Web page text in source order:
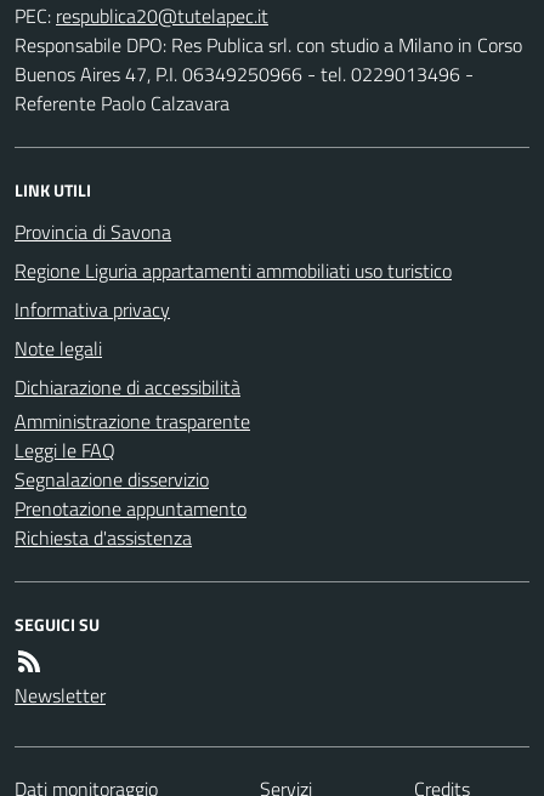
PEC:
Responsabile DPO: Res Publica srl. con studio a Milano in Corso
Buenos Aires 47, P.I. 06349250966 - tel. 0229013496 -
Referente Paolo Calzavara
LINK UTILI
Provincia di Savona
Regione Liguria appartamenti ammobiliati uso turistico
Informativa privacy
Note legali
Dichiarazione di accessibilità
Amministrazione trasparente
Leggi le FAQ
Segnalazione disservizio
Prenotazione appuntamento
Richiesta d'assistenza
SEGUICI SU
Newsletter
Dati monitoraggio Servizi Credits